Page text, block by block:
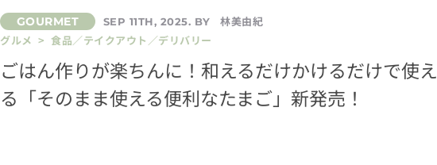
SEP 11TH, 2025. BY
林美由紀
グルメ > 食品／テイクアウト／デリバリー
ごはん作りが楽ちんに！和えるだけかけるだけで使え
る「そのまま使える便利なたまご」新発売！